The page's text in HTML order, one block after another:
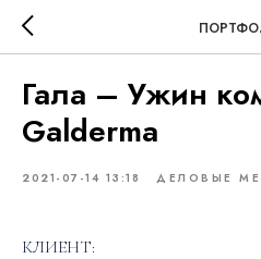
Гала – Ужин
Galderma
2021-07-14 13:18 ДЕЛОВЫЕ
КЛИЕНТ: